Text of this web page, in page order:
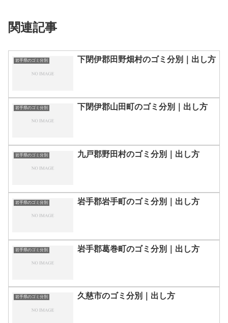
関連記事
岩手県のゴミ分別 下閉伊郡田野畑村のゴミ分別｜出し方
岩手県のゴミ分別 下閉伊郡山田町のゴミ分別｜出し方
岩手県のゴミ分別 九戸郡野田村のゴミ分別｜出し方
岩手県のゴミ分別 岩手郡岩手町のゴミ分別｜出し方
岩手県のゴミ分別 岩手郡葛巻町のゴミ分別｜出し方
岩手県のゴミ分別 久慈市のゴミ分別｜出し方